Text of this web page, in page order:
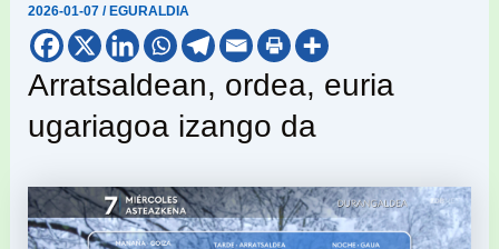
2026-01-07/ EGURALDIA
Arratsaldean, ordea, euria
ugariagoa izango da